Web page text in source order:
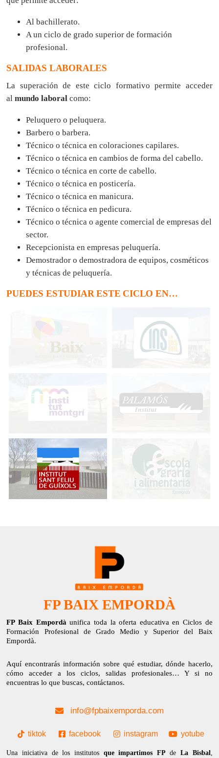
Al bachillerato.
A un ciclo de grado superior de formación
profesional.
SALIDAS LABORALES
La superación de este ciclo formativo permite acceder
almundo laboral como:
Peluquero o peluquera.
Barbero o barbera.
Técnico o técnica en coloraciones capilares.
Técnico o técnica en cambios de forma del cabello.
Técnico o técnica en corte de cabello.
Técnico o técnica en posticería.
Técnico o técnica en manicura.
Técnico o técnica en pedicura.
Técnico o técnica o agente comercial de empresas del
sector.
Recepcionista en empresas peluquería.
Demostrador o demostradora de equipos, cosméticos
y técnicas de peluquería.
PUEDES ESTUDIAR ESTE CICLO EN…
FP BAIX EMPORDÀ
FP Baix Empordàunifica toda la oferta educativa en Ciclos de
Formación Profesional de Grado Medio y Superior del Baix
Empordà.
Aquí encontrarás información sobre qué estudiar, dónde hacerlo,
cómo acceder a los ciclos, salidas profesionales… Y si no
encuentras lo que buscas, contáctanos.
info@fpbaixemporda.com
tiktok facebook instagram yotube
Una iniciativa de los institutos que impartimos FP de La Bisbal